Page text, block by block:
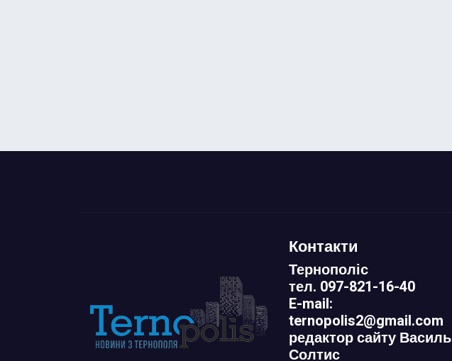
Контакти
Тернополіс
тел. 097-821-16-40
E-mail:
ternopolis2@gmail.com
редактор сайту Василь
Солтис